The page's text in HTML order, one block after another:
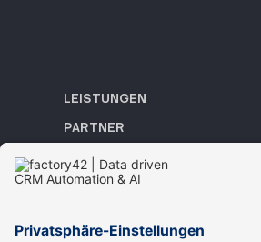
LEISTUNGEN
PARTNER
REFERENZEN
ACADEMY